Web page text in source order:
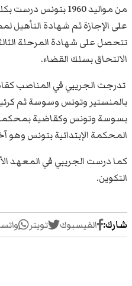
من مواليد 1960
تتحصل على شهادة المرحلة
الالتحاق بسلك القضاء.
تدرجت الجريبي في المناصب
بالمنستير وتونس وسوسة ثم
بسوسة وتونس وكقاضية بمحكمة
المحكمة الإبتدائية بتونس وهو
كما درست الجريبي في المعهد
التكوين.
شارك: الفيسبوك تويتر